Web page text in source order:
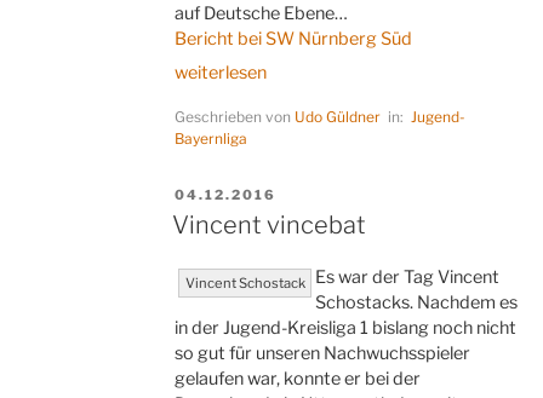
auf Deutsche Ebene…
Bericht bei SW Nürnberg Süd
„Schuberts
weiterlesen
Geschrieben von Udo Güldner in:Jugend-
Bayernliga
VERÖFFENTLICHT
AM
04.12.2016
Vincent vincebat
Vincent Schostack
Es war der Tag Vincent
Schostacks. Nachdem es
in der Jugend-Kreisliga 1 bislang noch nicht
so gut für unseren Nachwuchsspieler
gelaufen war, konnte er bei der